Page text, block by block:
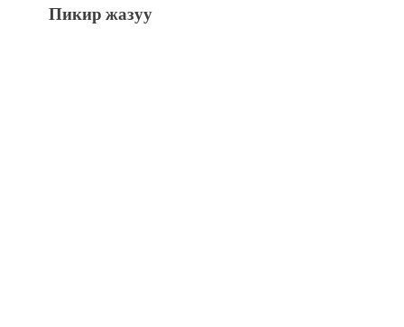
Пикир жазуу